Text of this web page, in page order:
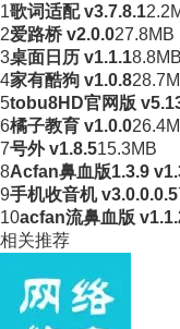
1歌词适配 v3.7.8.1
2爱路桥 v2.0.027.8MB
3桌面日历 v1.1.18.8MB
4家有酷狗 v1.0.8
5tobu8HD官网版
6橘子教育 v1.0.0
7号外 v1.8.515.3MB
8Acfan鼻血版1.3.9
9手机收音机 v3.0.0.0.5
10acfan流鼻血版
相关推荐